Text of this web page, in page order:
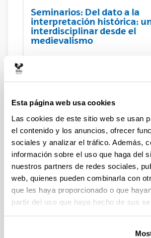
Esta página web usa cookies
Las cookies de este sitio web se usan
el contenido y los anuncios, ofrecer
sociales y analizar el tráfico. Además,
información sobre el uso que haga del
nuestros partners de redes sociales,
web, quienes pueden combinarla con
que les haya proporcionado o que
partir del uso que haya hecho de sus
Seminarios: Del dato a la
interpretación histórica:
interdisciplinar desde el
medievalismo
Seminario: Paisaje y
la materialidad del espacio
noroeste peninsular (siglos
Seminario: ¿Ver para creer?
Falsificaciones
Edad Media
Organización del Coloquio
internacional Archaeology